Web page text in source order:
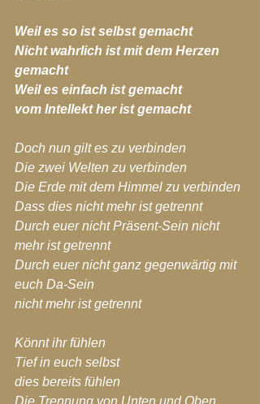
Weil es so ist selbst gemacht
Nicht wahrlich ist mit dem Herzen
gemacht
Weil es einfach ist gemacht
vom Intellekt her ist gemacht
Doch nun gilt es zu verbinden
Die zwei Welten zu verbinden
Die Erde mit dem Himmel zu verbinden
Dass dies nicht mehr ist getrennt
Durch euer nicht Präsent-Sein nicht
mehr ist getrennt
Durch euer nicht ganz gegenwärtig mit
euch Da-Sein
nicht mehr ist getrennt
Könnt ihr fühlen
Tief in euch selbst
dies bereits fühlen
Die Trennung von Unten und Oben